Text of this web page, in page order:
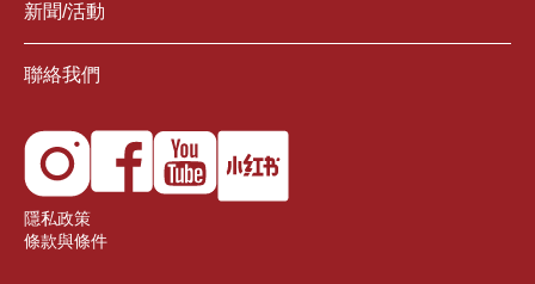
新聞/活動
聯絡我們
隱私政策
條款與條件